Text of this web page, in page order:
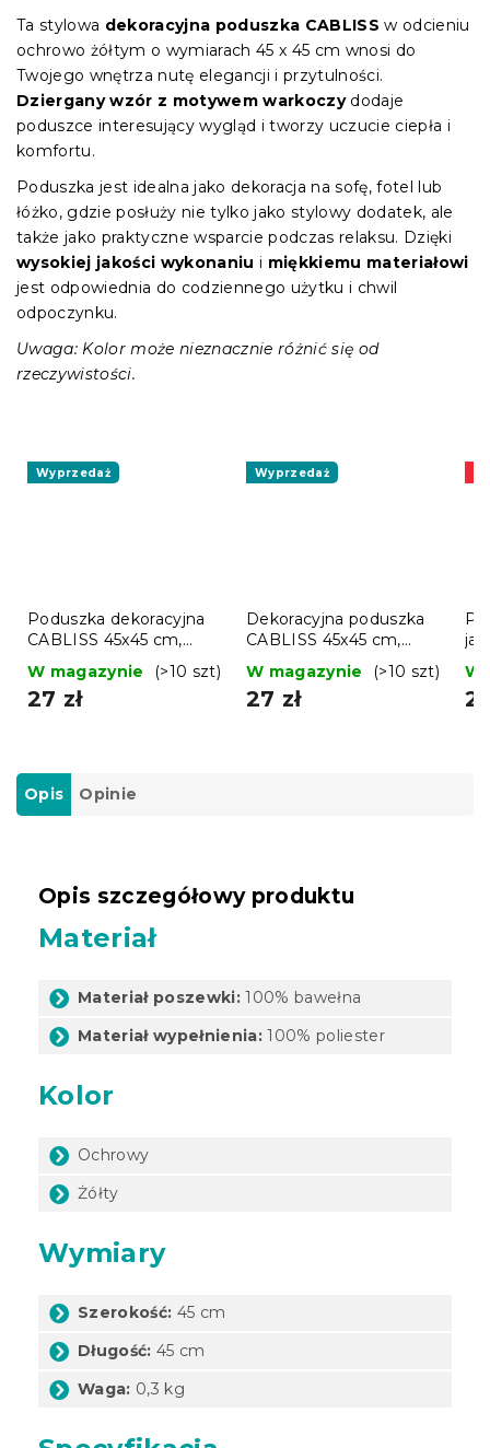
Ta stylowa dekoracyjna poduszka CABLISS w odcieniu
ochrowo żółtym o wymiarach 45 x 45 cm wnosi do
Twojego wnętrza nutę elegancji i przytulności.
Dziergany wzór z motywem warkoczydodaje
poduszce interesujący wygląd i tworzy uczucie ciepła i
komfortu.
Poduszka jest idealna jako dekoracja na sofę, fotel lub
łóżko, gdzie posłuży nie tylko jako stylowy dodatek, ale
także jako praktyczne wsparcie podczas relaksu. Dzięki
wysokiej jakości wykonaniu i miękkiemu materiałowi
jest odpowiednia do codziennego użytku i chwil
odpoczynku.
Uwaga: Kolor może nieznacznie różnić się od
rzeczywistości.
Wyprzedaż
Poduszka dekoracyjna
CABLISS 45x45 cm,
W magazynie (>10 szt)
27 zł
Wyprzedaż
Dekoracyjna poduszka
CABLISS 45x45 cm,
W magazynie (>10 szt)
27 zł
W
Opis Opinie
Opis szczegółowy produktu
Materiał
Materiał poszewki: 100% bawełna
Materiał wypełnienia: 100% poliester
Kolor
Ochrowy
Żółty
Wymiary
Szerokość: 45 cm
Długość: 45 cm
Waga: 0,3 kg